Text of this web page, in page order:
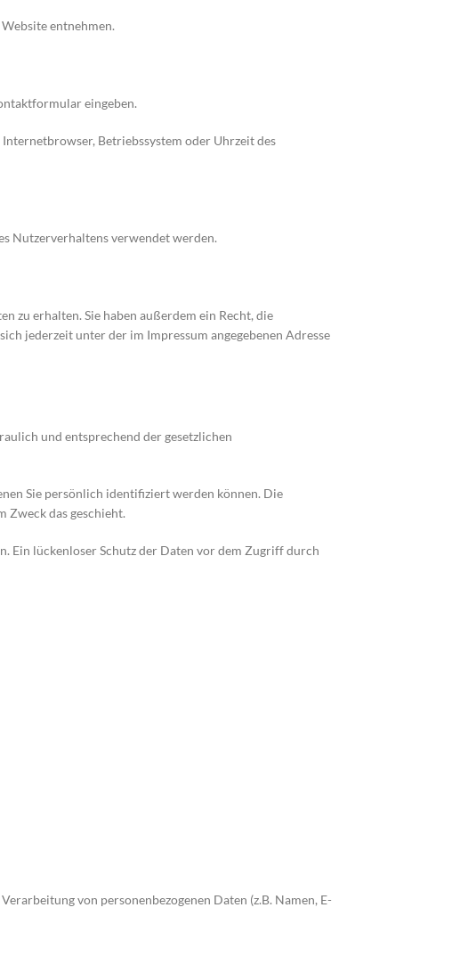
entnehmen.
eingeben.
Betriebssystem oder Uhrzeit des
Nutzerverhaltens verwendet werden.
zu erhalten. Sie haben außerdem ein Recht, die
jederzeit unter der im Impressum angegebenen Adresse
und entsprechend der gesetzlichen
Sie persönlich identifiziert werden können. Die
Zweck das geschieht.
Ein lückenloser Schutz der Daten vor dem Zugriff durch
von personenbezogenen Daten (z.B. Namen, E-